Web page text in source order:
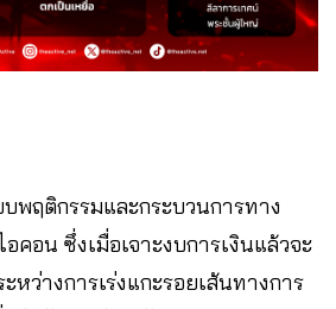
พฤติกรรมและกระบวนการทาง
คอน ซึ่งเมื่อเจาะงบการเงินแล้วจะ
หว่างการเร่งแกะรอยเส้นทางการ